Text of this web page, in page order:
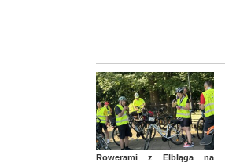
Rowerami z Elbląga na